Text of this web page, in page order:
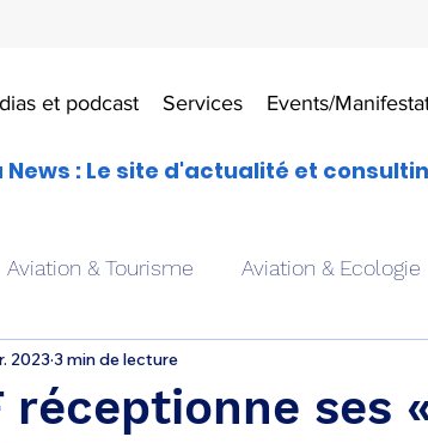
et podcast Services Events/
News : Le site d'actualité et
Aviation & Tourisme Aviation & Ecologie
Drones aériens
réceptionne ses
20233 min de lecture